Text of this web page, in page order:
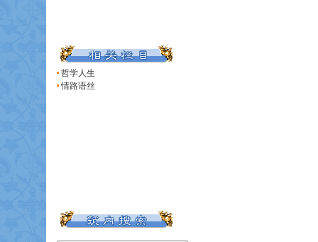
哲学人生
情路语丝